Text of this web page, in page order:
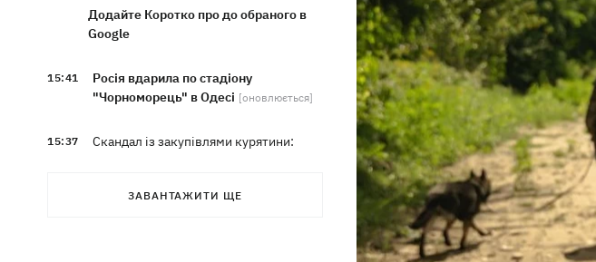
Додайте Коротко про до обраного в
Google
15:41
Росія вдарила по стадіону
"Чорноморець" в Одесі [оновлюється]
15:37
Скандал із закупівлями курятини:
звинувачуваної в екологічному терорі
ЗАВАНТАЖИТИ ЩЕ